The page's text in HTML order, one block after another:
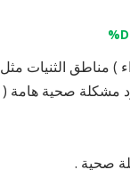
) مناطق الثنيات مثل
مشكلة صحية هامة (
صحية .